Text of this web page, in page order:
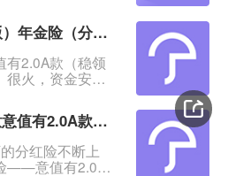
提供持续现金
损失拿回的资
重要。&nbsp;中
）年金保险（分
、资金安全，提
意值有2.0B款（快领版）年金险（分红型）相比A款有哪些优势？
有2.0A款（稳领
很火，资金安
）：这款有哪些
今日就来测一测
金保险（分红
快领版）保障
快返年金险爆款：中意意值有2.0A款年金保险（分红型）来了
分红险不断上
——意值有2.0A